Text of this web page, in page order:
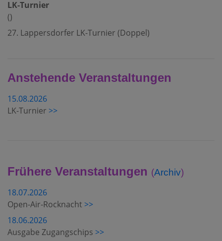
LK-Turnier
()
27. Lappersdorfer LK-Turnier (Doppel)
Anstehende Veranstaltungen
15.08.2026
LK-Turnier >>
Frühere Veranstaltungen (Archiv)
18.07.2026
Open-Air-Rocknacht >>
18.06.2026
Ausgabe Zugangschips >>